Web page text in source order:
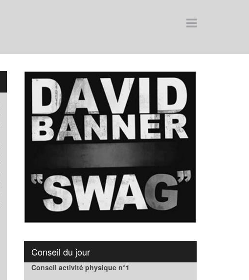
Conseil du jour
Conseil activité physique n°1